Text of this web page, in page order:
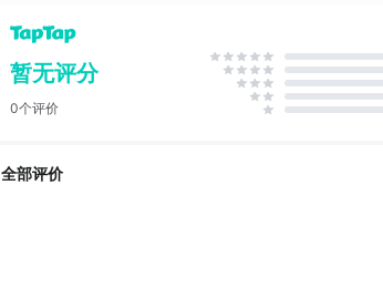
暂无评分
0个评价
全部评价